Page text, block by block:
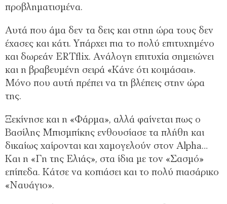
προβληματισμένα.
Αυτά που άμα δεν τα δεις και στηn ώρα τους δεν
έχασες και κάτι. Υπάρχει πια το πολύ επιτυχημένο
και δωρεάν ERTflix. Ανάλογη επιτυχία σημειώνει
και η βραβευμένη σειρά «Κάνε ότι κοιμάσαι».
Μόνο που αυτή πρέπει να τη βλέπεις στην ώρα
της.
Ξεκίνησε και η «Φάρμα», αλλά φαίνεται πως ο
Βασίλης Μπισμπίκης ενθουσίασε τα πλήθη και
δικαίως χαίρονται και χαμογελούν στον Αlpha…
Και η «Γη της Ελιάς», στα ίδια με τον «Σασμό»
επίπεδα. Κάτσε να κοπιάσει και το πολύ πιασάρικο
«Ναυάγιο».